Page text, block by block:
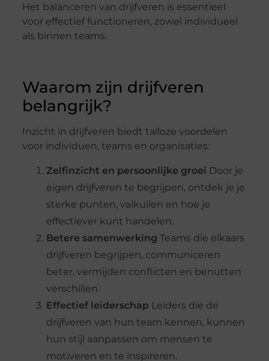
Het balanceren van drijfveren is essentieel
voor effectief functioneren, zowel individueel
als binnen teams.
Waarom zijn drijfveren
belangrijk?
Inzicht in drijfveren biedt talloze voordelen
voor individuen, teams en organisaties:
Zelfinzicht en persoonlijke groei Door je
eigen drijfveren te begrijpen, ontdek je je
sterke punten, valkuilen en hoe je
effectiever kunt handelen.
Betere samenwerking Teams die elkaars
drijfveren begrijpen, communiceren
beter, vermijden conflicten en benutten
verschillen.
Effectief leiderschap Leiders die de
drijfveren van hun team kennen, kunnen
hun stijl aanpassen om mensen te
motiveren en te inspireren.